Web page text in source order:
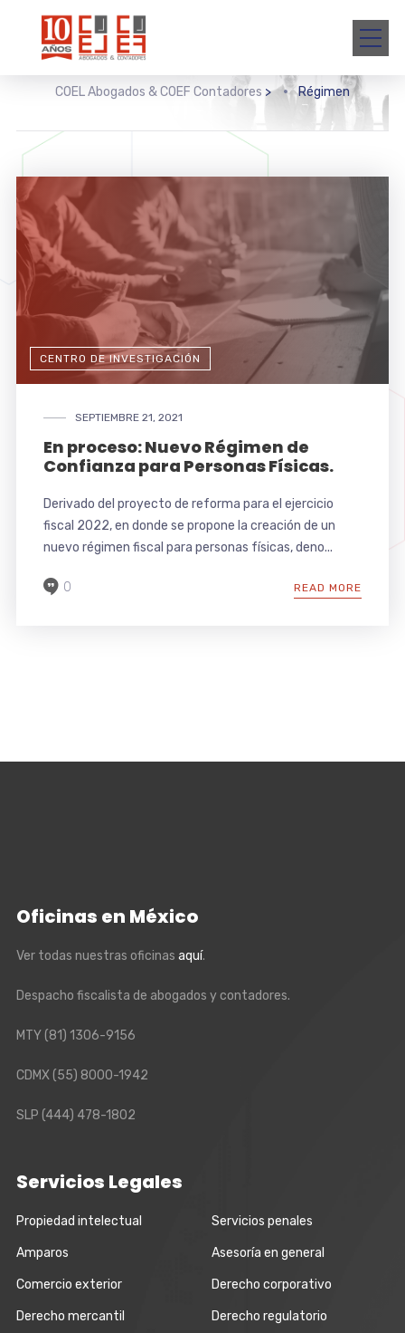
COEL Abogados & COEF Contadores > Régimen
CENTRO DE INVESTIGACIÓN
SEPTIEMBRE 21, 2021
En proceso: Nuevo Régimen de
Confianza para Personas Físicas.
Derivado del proyecto de reforma para el ejercicio
fiscal 2022, en donde se propone la creación de un
nuevo régimen fiscal para personas físicas, deno...
READ MORE
0
Oficinas en México
Ver todas nuestras oficinas aquí.
Despacho fiscalista de abogados y contadores.
MTY(81) 1306-9156
CDMX(55) 8000-1942
SLP (444) 478-1802
Servicios Legales
Propiedad intelectual Servicios penales
Amparos Asesoría en general
Comercio exterior Derecho corporativo
Derecho mercantil
Derecho regulatorio